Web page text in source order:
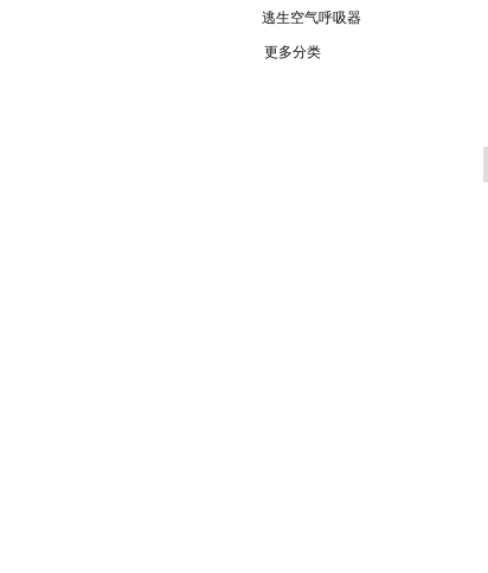
逃生空气呼吸器
更多分类